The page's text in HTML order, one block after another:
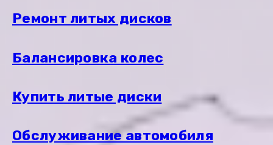
Ремонт литых дисков
Балансировка колес
Купить литые диски
Обслуживание автомобиля